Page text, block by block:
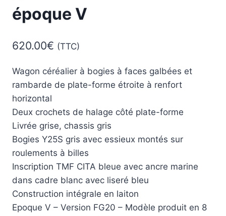
époque V
620.00€ (TTC)
Wagon céréalier à bogies à faces galbées et
rambarde de plate-forme étroite à renfort
horizontal
Deux crochets de halage côté plate-forme
Livrée grise, chassis gris
Bogies Y25S gris avec essieux montés sur
roulements à billes
Inscription TMF CITA bleue avec ancre marine
dans cadre blanc avec liseré bleu
Construction intégrale en laiton
Epoque V – Version FG20 – Modèle produit en 8